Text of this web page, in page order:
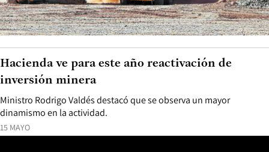
15 MAYO
Ministro Rodrigo Valdés destacó que se observa un mayor
dinamismo en la actividad.
Hacienda ve para este año reactivación de
inversión minera